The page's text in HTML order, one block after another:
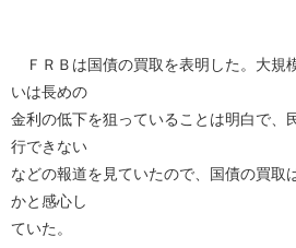
ＦＲＢは国債の買取を表明した。大規
いは長めの
金利の低下を狙っていることは明白で、
行できない
などの報道を見ていたので、国債の買取
かと感心し
ていた。